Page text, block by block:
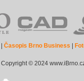
|Časopis Brno Business
Copyright © 2024